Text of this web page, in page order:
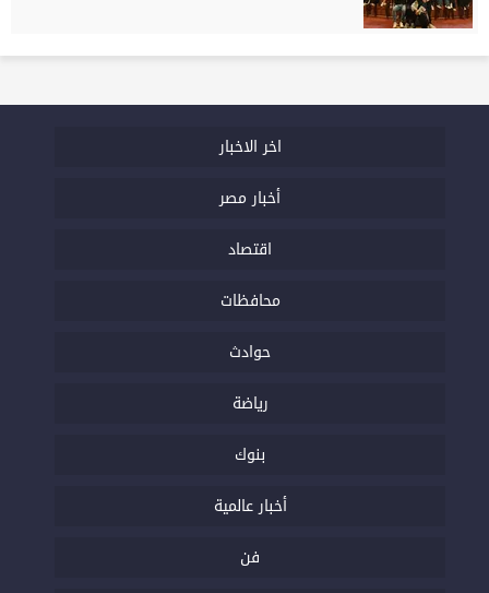
اخر الاخبار
أخبار مصر
اقتصاد
محافظات
حوادث
رياضة
بنوك
أخبار عالمية
فن